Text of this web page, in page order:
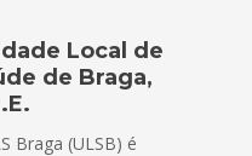
Local de
de Braga,
Braga (ULSB) é